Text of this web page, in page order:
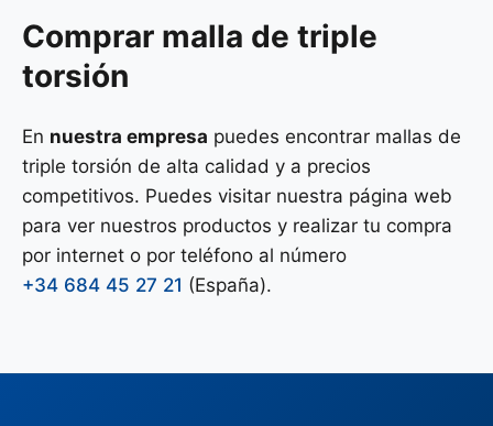
Comprar malla de triple
torsión
En nuestra empresa puedes encontrar mallas de
triple torsión de alta calidad y a precios
competitivos. Puedes visitar nuestra página web
para ver nuestros productos y realizar tu compra
por internet o por teléfono al número
+34 684 45 27 21 (España).